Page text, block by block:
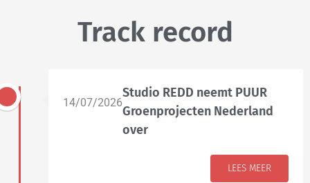
Track record
14/07/2026
Studio REDD neemt PUUR
Groenprojecten Nederland
over
LEES MEER